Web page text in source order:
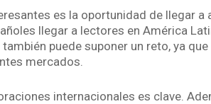
es la oportunidad de llegar
llegar a lectores en América
puede suponer un reto, ya
mercados.
internacionales es clave.